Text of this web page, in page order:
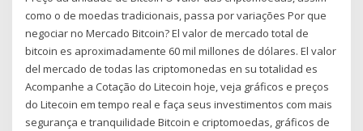
como o de moedas tradicionais, passa por variações Por que
negociar no Mercado Bitcoin? El valor de mercado total de
bitcoin es aproximadamente 60 mil millones de dólares. El valor
del mercado de todas las criptomonedas en su totalidad es
Acompanhe a Cotação do Litecoin hoje, veja gráficos e preços
do Litecoin em tempo real e faça seus investimentos com mais
segurança e tranquilidade Bitcoin e criptomoedas, gráficos de